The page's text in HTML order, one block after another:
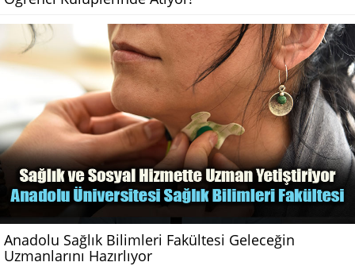
Anadolu Sağlık Bilimleri Fakültesi Geleceğin
Uzmanlarını Hazırlıyor